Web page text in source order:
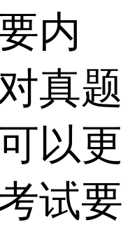
内
真题
以更
试要